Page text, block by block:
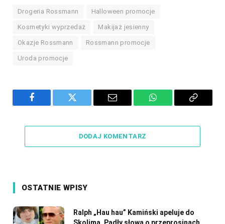
Drogeria Rossmann Halloween promocje
Kosmetyki wyprzedaż Makijaż jesienny
Okazje Rossmann Rossmann promocje
Uroda promocje
Facebook Twitter Email WhatsAppCopy
DODAJ KOMENTARZ
OSTATNIE WPISY
Ralph „Hau hau” Kamiński apeluje do